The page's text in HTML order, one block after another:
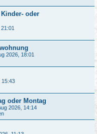
oder
2026, 18:01
15:43
oder Montag
2026, 14:14